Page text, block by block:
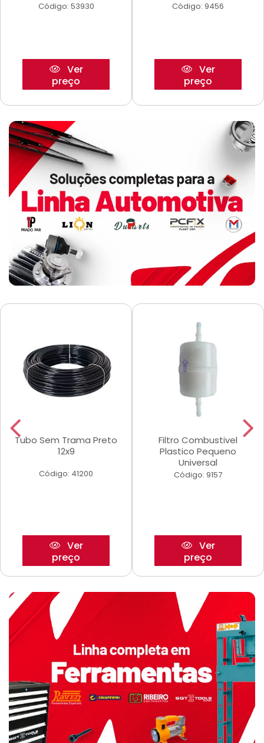
Código: 53930
Ver
preço
Código: 9456
Ver
preço
Tubo Sem Trama Preto
12x9
Código: 41200
Ver
preço
Filtro Combustivel
Plastico Pequeno
Universal
Código: 9157
Ver
preço